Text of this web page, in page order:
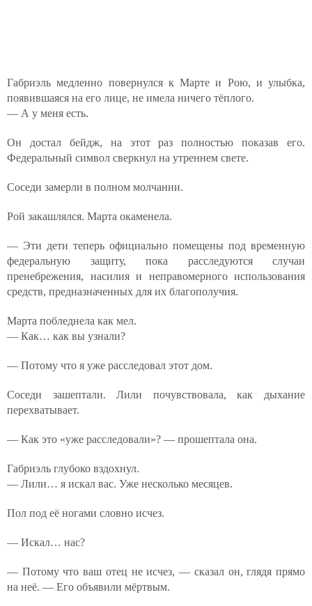
Габриэль медленно повернулся к Марте и Рою, и улыбка,
появившаяся на его лице, не имела ничего тёплого.
— А у меня есть.
Он достал бейдж, на этот раз полностью показав его.
Федеральный символ сверкнул на утреннем свете.
Соседи замерли в полном молчании.
Рой закашлялся. Марта окаменела.
— Эти дети теперь официально помещены под временную
федеральную защиту, пока расследуются случаи
пренебрежения, насилия и неправомерного использования
средств, предназначенных для их благополучия.
Марта побледнела как мел.
— Как… как вы узнали?
— Потому что я уже расследовал этот дом.
Соседи зашептали. Лили почувствовала, как дыхание
перехватывает.
— Как это «уже расследовали»? — прошептала она.
Габриэль глубоко вздохнул.
— Лили… я искал вас. Уже несколько месяцев.
Пол под её ногами словно исчез.
— Искал… нас?
— Потому что ваш отец не исчез, — сказал он, глядя прямо
на неё. — Его объявили мёртвым.